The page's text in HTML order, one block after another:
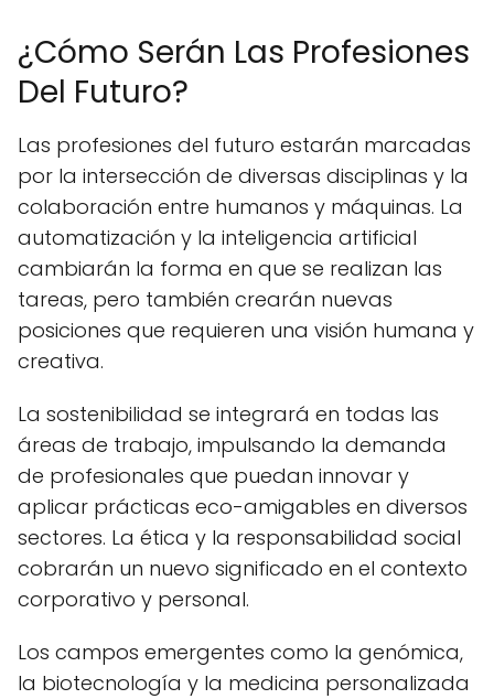
¿Cómo Serán Las Profesiones
Del Futuro?
Las profesiones del futuro estarán marcadas
por la intersección de diversas disciplinas y la
colaboración entre humanos y máquinas. La
automatización y la inteligencia artificial
cambiarán la forma en que se realizan las
tareas, pero también crearán nuevas
posiciones que requieren una visión humana y
creativa.
La sostenibilidad se integrará en todas las
áreas de trabajo, impulsando la demanda
de profesionales que puedan innovar y
aplicar prácticas eco-amigables en diversos
sectores. La ética y la responsabilidad social
cobrarán un nuevo significado en el contexto
corporativo y personal.
Los campos emergentes como la genómica,
la biotecnología y la medicina personalizada